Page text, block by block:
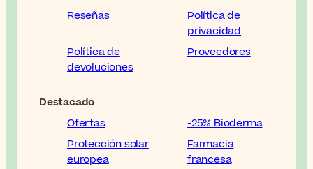
Reseñas
Política de
privacidad
Política de
devoluciones
Proveedores
Destacado
Ofertas
-25% Bioderma
Protección solar
europea
Farmacia
francesa